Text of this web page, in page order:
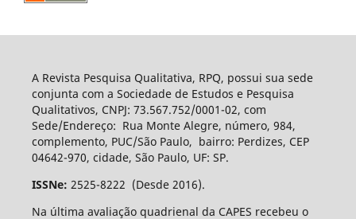
A Revista Pesquisa Qualitativa, RPQ, possui sua sede
conjunta com a Sociedade de Estudos e Pesquisa
Qualitativos, CNPJ: 73.567.752/0001-02, com
Sede/Endereço: Rua Monte Alegre, número, 984,
complemento, PUC/São Paulo, bairro: Perdizes, CEP
04642-970, cidade, São Paulo, UF: SP.
ISSNe: 2525-8222 (Desde 2016).
Na última avaliação quadrienal da CAPES recebeu o